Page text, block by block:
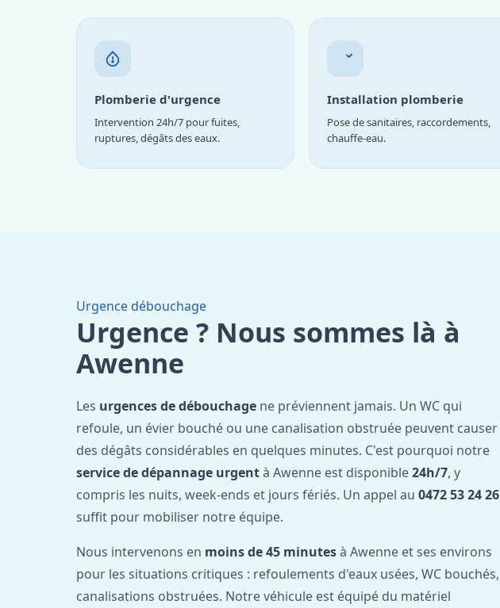
Plomberie d'urgence
Intervention 24h/7 pour fuites,
ruptures, dégâts des eaux.
Installation plomberie
Pose de sanitaires, raccordements,
chauffe-eau.
Urgence débouchage
Urgence ? Nous sommes là à
Awenne
Les urgences de débouchage ne préviennent jamais. Un WC qui
refoule, un évier bouché ou une canalisation obstruée peuvent causer
des dégâts considérables en quelques minutes. C'est pourquoi notre
service de dépannage urgentà Awenne est disponible24h/7, y
compris les nuits, week-ends et jours fériés. Un appel au 0472 53 24 26
suffit pour mobiliser notre équipe.
Nous intervenons en moins de 45 minutesà Awenne et ses environs
pour les situations critiques : refoulements d'eaux usées, WC bouchés,
canalisations obstruées. Notre véhicule est équipé du matériel